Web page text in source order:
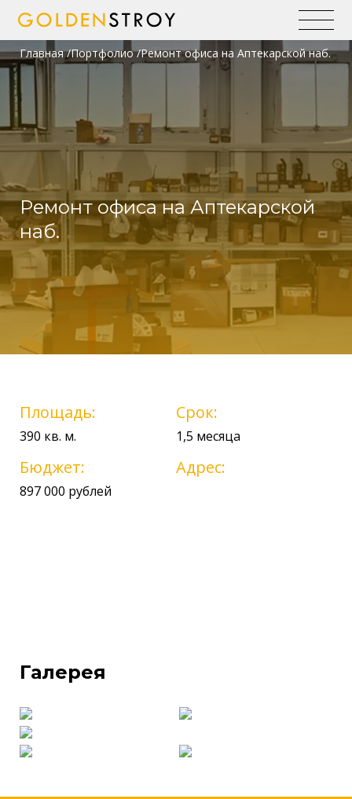
Главная Портфолио Ремонт офиса на Аптекарской наб.
Ремонт офиса на Аптекарской
наб.
Площадь:
390 кв. м.
Срок:
1,5 месяца
Бюджет:
897 000 рублей
Адрес:
Галерея